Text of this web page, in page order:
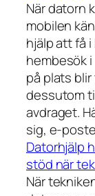
När datorn
mobilen
hjälp att få
hembesök
på plats
dessutom
avdraget.
sig, e-
Datorhjälp
stöd när
När